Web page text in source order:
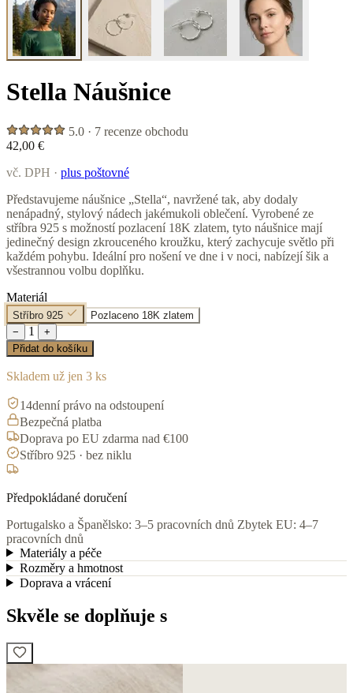
Stella Náušnice
5.0 · 7 recenze obchodu
42,00 €
vč. DPH · plus poštovné
Představujeme náušnice „Stella“, navržené tak, aby dodaly
nenápadný, stylový nádech jakémukoli oblečení. Vyrobené ze
stříbra 925 s možností pozlacení 18K zlatem, tyto náušnice mají
jedinečný design zkrouceného kroužku, který zachycuje světlo při
každém pohybu. Ideální pro nošení ve dne i v noci, nabízejí šik a
všestrannou volbu doplňku.
Materiál
Stříbro 925
Pozlaceno 18K zlatem
−
1
+
Přidat do košíku
Skladem už jen 3 ks
14denní právo na odstoupení
Bezpečná platba
Doprava po EU zdarma nad €100
Stříbro 925 · bez niklu
Předpokládané doručení
Portugalsko a Španělsko: 3–5 pracovních dnů Zbytek EU: 4–7
pracovních dnů
Materiály a péče
Rozměry a hmotnost
Doprava a vrácení
Skvěle se doplňuje s